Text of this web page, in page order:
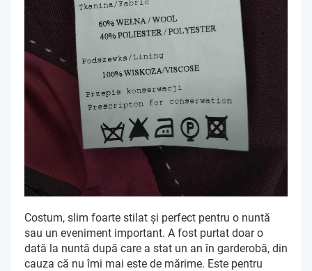
Costum, slim foarte stilat și perfect pentru o nuntă
sau un eveniment important. A fost purtat doar o
dată la nuntă după care a stat un an în garderobă, din
cauza că nu îmi mai este de mărime. Este pentru